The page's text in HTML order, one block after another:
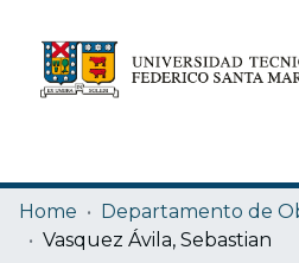
Research Outputs
Statistics
Home
Vasquez Ávila, Sebastian